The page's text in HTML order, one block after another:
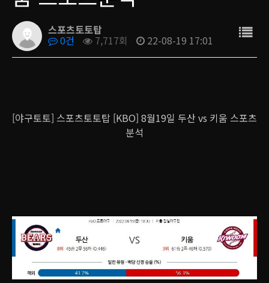
스포츠토토탑
0건 7,717회 22-08-19 17:01
[야구토토] 스포츠토토탑 [KBO] 8월19일 두산 vs 키움 스포츠
분석